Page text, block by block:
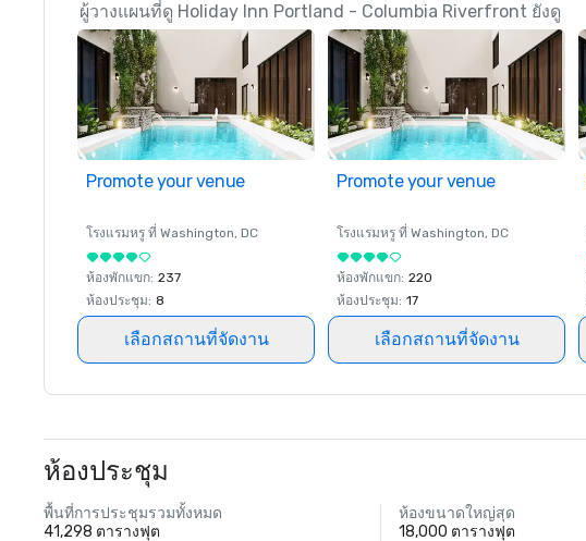
ผู้วางแผนที่ดู Holiday Inn Portland - Columbia Riverfront ยังดู
Promote your venue
โรงแรมหรู ที่ Washington, DC
ห้องพักแขก: 237
ห้องประชุม: 8
เลือกสถานที่จัดงาน
Promote your venue
โรงแรมหรู ที่ Washington, DC
ห้องพักแขก: 220
ห้องประชุม: 17
เลือกสถานที่จัดงาน
ห้องประชุม
พื้นที่การประชุมรวมทั้งหมด
41,298 ตารางฟุต
ห้องขนาดใหญ่สุด
18,000 ตารางฟุต